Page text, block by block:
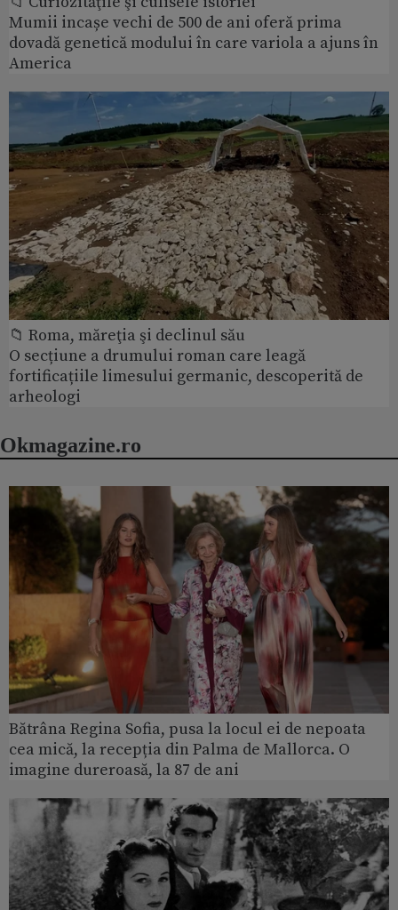
Mumii incașe vechi de 500 de ani oferă prima
dovadă genetică modului în care variola a ajuns în
America
📁 Roma, măreţia şi declinul său
O secțiune a drumului roman care leagă
fortificațiile limesului germanic, descoperită de
arheologi
Okmagazine.ro
Bătrâna Regina Sofia, pusa la locul ei de nepoata
cea mică, la recepția din Palma de Mallorca. O
imagine dureroasă, la 87 de ani